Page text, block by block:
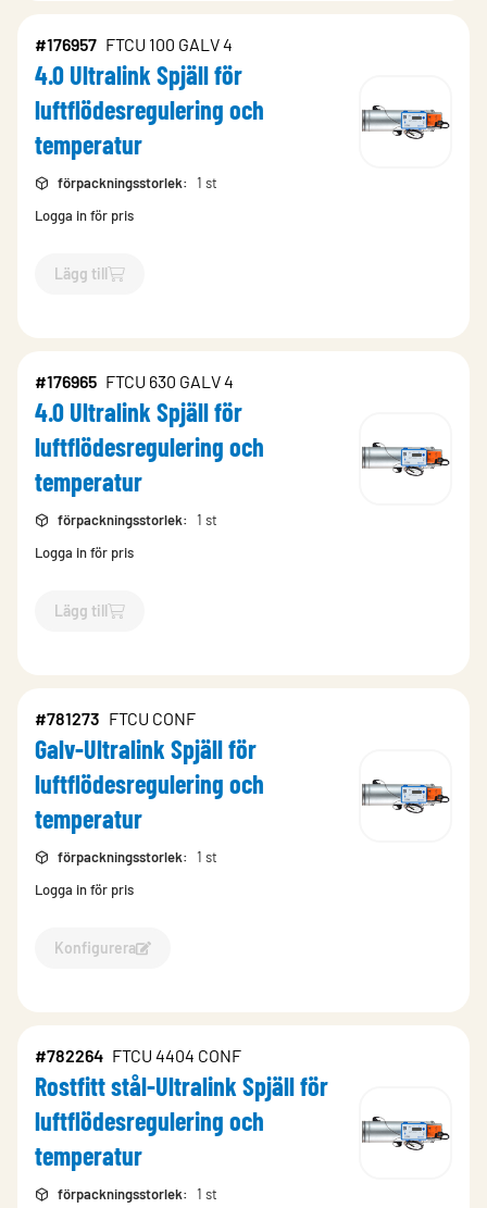
#176957 FTCU 100 GALV 4
4.0 Ultralink Spjäll för
luftflödesregulering och
temperatur
förpackningsstorlek:
1 st
Logga in för pris
Lägg till
`$Lägg till
#176965 FTCU 630 GALV 4
4.0 Ultralink Spjäll för
luftflödesregulering och
temperatur
förpackningsstorlek:
1 st
Logga in för pris
Lägg till
`$Lägg till
#781273 FTCU CONF
Galv-Ultralink Spjäll för
luftflödesregulering och
temperatur
förpackningsstorlek:
1 st
Logga in för pris
Konfigurera
#782264 FTCU 4404 CONF
Rostfitt stål-Ultralink Spjäll för
luftflödesregulering och
temperatur
förpackningsstorlek:
1 st